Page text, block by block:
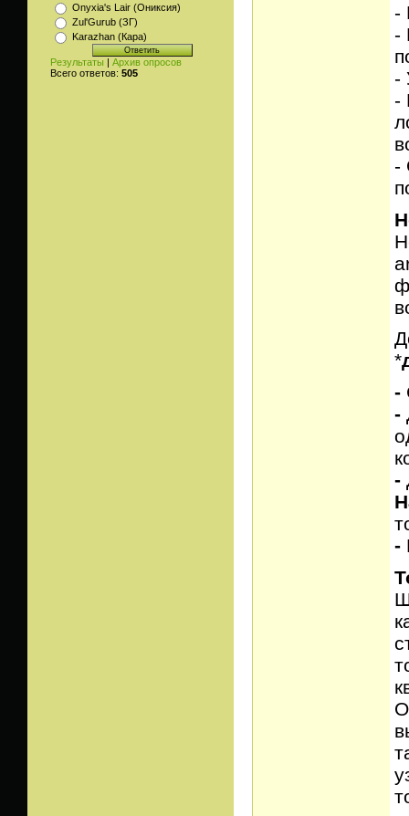
Onyxia's Lair (Ониксия)
Zul'Gurub (ЗГ)
Karazhan (Кара)
Результаты | Архив опросов
Всего ответов: 505
-
-
-
-
-
*
-
-
-
-